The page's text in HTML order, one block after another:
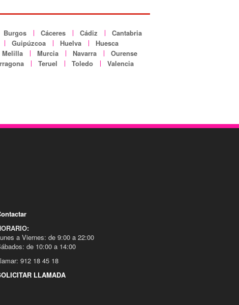
Burgos Cáceres Cádiz
Cantabria
Guipúzcoa Huelva
Huesca
Melilla Murcia Navarra
Ourense
Teruel Toledo
Valencia
a Viernes: de 9:00 a 22:00
de 10:00 a 14:00
912 18 45 18
LLAMADA